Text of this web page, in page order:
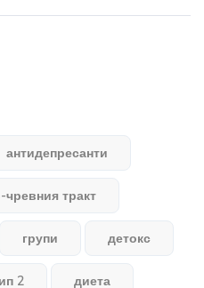
антидепресанти
тракт
групи детокс
2 диета